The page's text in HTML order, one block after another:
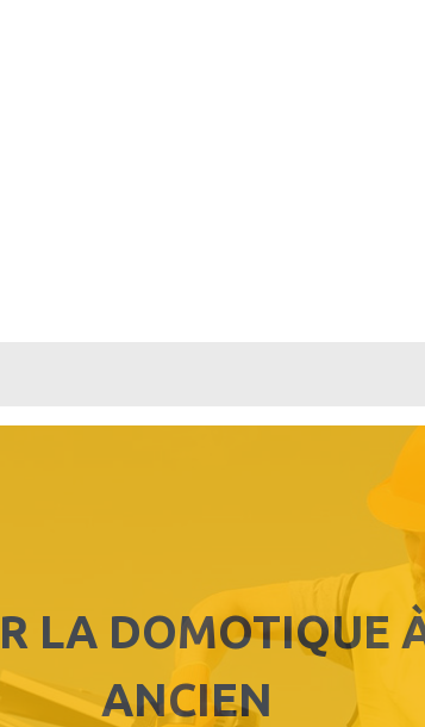
LA DOMOTIQUE
ANCIEN